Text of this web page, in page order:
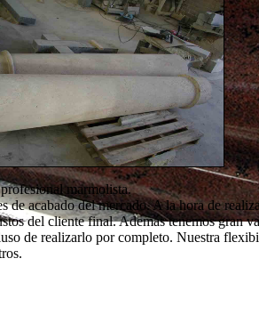
marmolista.
acabado del mercado. A la hora de
del cliente final. Además tenemos gran
de realizarlo por completo. Nuestra